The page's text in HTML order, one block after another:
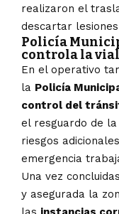
realizaron el
descartar
Policía
controla la
En el operativo
la Policía
control del
el resguardo de
riesgos
emergencia
Una vez
y asegurada la